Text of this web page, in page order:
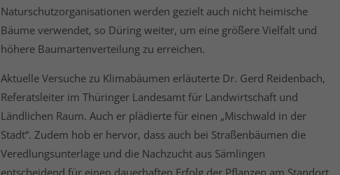
Naturschutzorganisationen werden gezielt auch nicht heimische
Bäume verwendet, so Düring weiter, um eine größere Vielfalt und
höhere Baumartenverteilung zu erreichen.
Aktuelle Versuche zu Klimabäumen erläuterte Dr. Gerd Reidenbach,
Referatsleiter im Thüringer Landesamt für Landwirtschaft und
Ländlichen Raum. Auch er plädierte für einen „Mischwald in der
Stadt“. Zudem hob er hervor, dass auch bei Straßenbäumen die
Veredlungsunterlage und die Nachzucht aus Sämlingen
entscheidend für einen dauerhaften Erfolg der Pflanzen am Standort